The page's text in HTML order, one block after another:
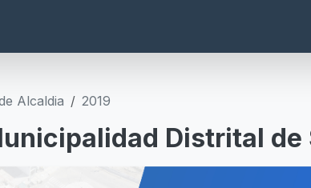
Alcaldia 2019
Distrital de